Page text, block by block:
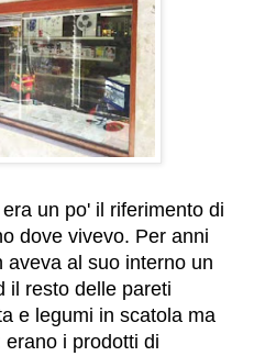
un po' il riferimento di
dove vivevo. Per anni
al suo interno un
il resto delle pareti
e legumi in scatola ma
i prodotti di